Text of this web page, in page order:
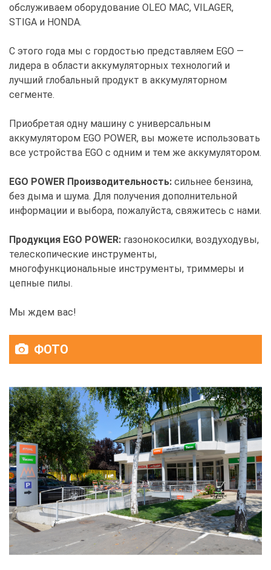
обслуживаем оборудование OLEO MAC, VILAGER,
STIGA и HONDA.
С этого года мы с гордостью представляем EGO —
лидера в области аккумуляторных технологий и
лучший глобальный продукт в аккумуляторном
сегменте.
Приобретая одну машину с универсальным
аккумулятором EGO POWER, вы можете использовать
все устройства EGO с одним и тем же аккумулятором.
EGO POWER Производительность: сильнее бензина,
без дыма и шума. Для получения дополнительной
информации и выбора, пожалуйста, свяжитесь с нами.
Продукция EGO POWER: газонокосилки, воздуходувы,
телескопические инструменты,
многофункциональные инструменты, триммеры и
цепные пилы.
Мы ждем вас!
ФОТО